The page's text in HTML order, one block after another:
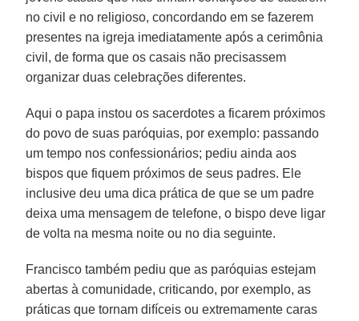
no civil e no religioso, concordando em se fazerem
presentes na igreja imediatamente após a cerimônia
civil, de forma que os casais não precisassem
organizar duas celebrações diferentes.
Aqui o papa instou os sacerdotes a ficarem próximos
do povo de suas paróquias, por exemplo: passando
um tempo nos confessionários; pediu ainda aos
bispos que fiquem próximos de seus padres. Ele
inclusive deu uma dica prática de que se um padre
deixa uma mensagem de telefone, o bispo deve ligar
de volta na mesma noite ou no dia seguinte.
Francisco também pediu que as paróquias estejam
abertas à comunidade, criticando, por exemplo, as
práticas que tornam difíceis ou extremamente caras